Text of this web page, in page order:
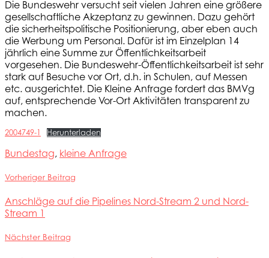
Die Bundeswehr versucht seit vielen Jahren eine größere
gesellschaftliche Akzeptanz zu gewinnen. Dazu gehört
die sicherheitspolitische Positionierung, aber eben auch
die Werbung um Personal. Dafür ist im Einzelplan 14
jährlich eine Summe zur Öffentlichkeitsarbeit
vorgesehen. Die Bundeswehr-Öffentlichkeitsarbeit ist sehr
stark auf Besuche vor Ort, d.h. in Schulen, auf Messen
etc. ausgerichtet. Die Kleine Anfrage fordert das BMVg
auf, entsprechende Vor-Ort Aktivitäten transparent zu
machen.
2004749-1 Herunterladen
Bundestag, kleine Anfrage
Vorheriger Beitrag
Anschläge auf die Pipelines Nord-Stream 2 und Nord-
Stream 1
Nächster Beitrag